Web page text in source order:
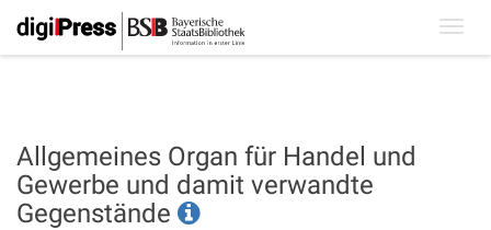
Allgemeines Organ für Handel und
Gewerbe und damit verwandte
Gegenstände